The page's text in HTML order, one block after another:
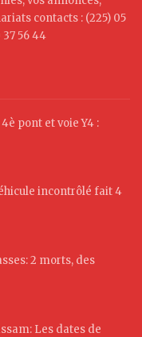
contacts : (225) 05
37 56 44
pont et voie Y4 :
incontrôlé fait 4
2 morts, des
Les dates de